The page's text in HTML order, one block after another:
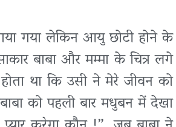
गया लेकिन आयु छोटी होने के
बाबा और मम्मा के चित्र लगे
था कि उसी ने मेरे जीवन को
को पहली बार मधुबन में देखा